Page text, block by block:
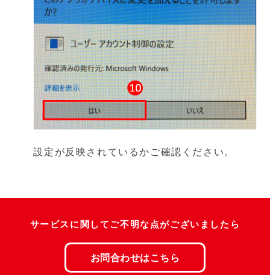
設定が反映されているかご確認ください。
サービスに関してご不明な点がございましたら
お問合わせはこちら